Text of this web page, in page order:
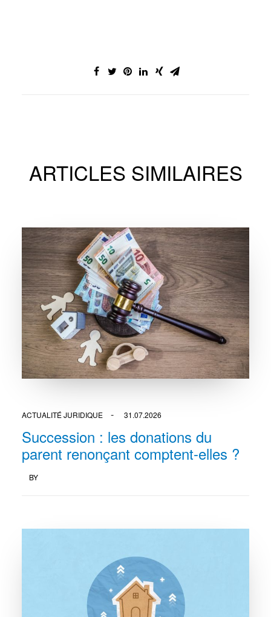
ARTICLES SIMILAIRES
ACTUALITÉ JURIDIQUE 31.07.2026
Succession : les donations du
parent renonçant comptent-elles ?
BY